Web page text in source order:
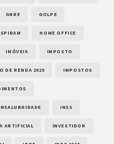
GNRE GOLPE
HOME OFFICE
IMÓVEIS IMPOSTO
DE RENDA 2025 IMPOSTOS
INSS
ARTIFICIAL INVESTIDOR